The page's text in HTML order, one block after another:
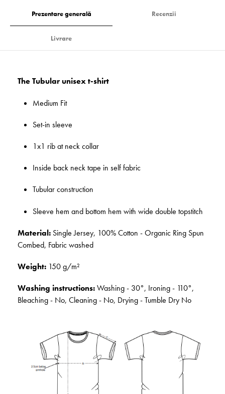
Prezentare generală Recenzii
Livrare
The Tubular unisex t-shirt
Medium Fit
Set-in sleeve
1x1 rib at neck collar
Inside back neck tape in self fabric
Tubular construction
Sleeve hem and bottom hem with wide double topstitch
Material: Single Jersey, 100% Cotton - Organic Ring Spun
Combed, Fabric washed
Weight: 150 g/m²
Washing instructions:Washing - 30°, Ironing - 110°,
Bleaching - No, Cleaning - No, Drying - Tumble Dry No